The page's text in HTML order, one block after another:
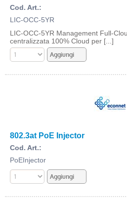
Cod. Art.:
LIC-OCC-5YR
LIC-OCC-5YR Management Full-
centralizzata 100% Cloud per [...]
802.3at PoE Injector
Cod. Art.:
PoEInjector